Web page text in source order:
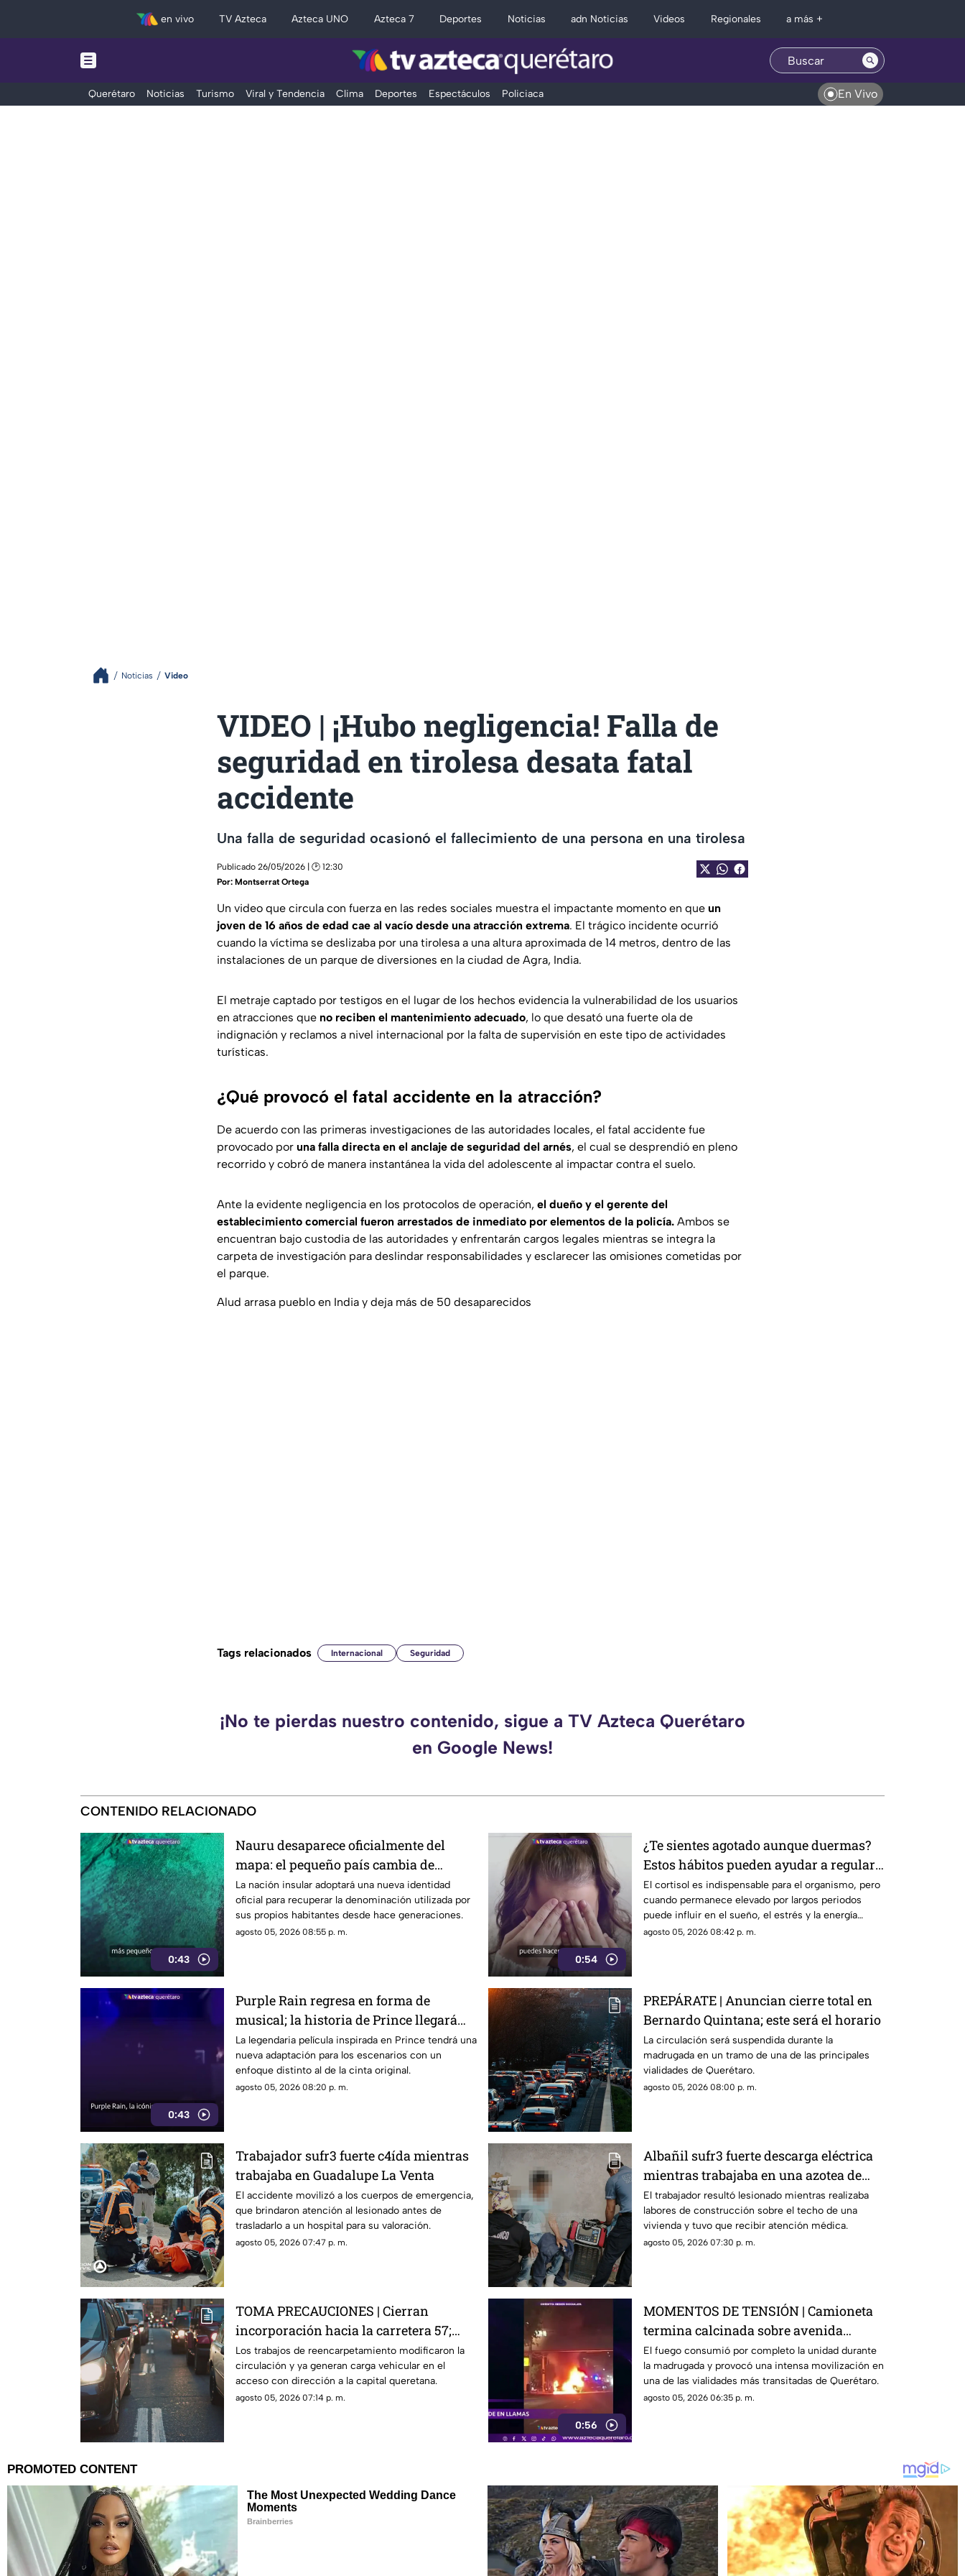
en vivo TV Azteca Azteca UNO Azteca 7 Deportes Noticias adn Noticias Videos Regionales a más +
Querétaro Noticias Turismo Viral y Tendencia Clima Deportes Espectáculos Policiaca En Vivo
Noticias Video
VIDEO | ¡Hubo negligencia! Falla de
seguridad en tirolesa desata fatal
accidente
Una falla de seguridad ocasionó el fallecimiento de una persona en una tirolesa
Publicado 26/05/2026 | 🕑 12:30
Por: Montserrat Ortega
Un video que circula con fuerza en las redes sociales muestra el impactante momento en que un
joven de 16 años de edad cae al vacío desde una atracción extrema. El trágico incidente ocurrió
cuando la víctima se deslizaba por una tirolesa a una altura aproximada de 14 metros, dentro de las
instalaciones de un parque de diversiones en la ciudad de Agra, India.
El metraje captado por testigos en el lugar de los hechos evidencia la vulnerabilidad de los usuarios
en atracciones que no reciben el mantenimiento adecuado, lo que desató una fuerte ola de
indignación y reclamos a nivel internacional por la falta de supervisión en este tipo de actividades
turísticas.
¿Qué provocó el fatal accidente en la atracción?
De acuerdo con las primeras investigaciones de las autoridades locales, el fatal accidente fue
provocado por una falla directa en el anclaje de seguridad del arnés, el cual se desprendió en pleno
recorrido y cobró de manera instantánea la vida del adolescente al impactar contra el suelo.
Ante la evidente negligencia en los protocolos de operación, el dueño y el gerente del
establecimiento comercial fueron arrestados de inmediato por elementos de la policía. Ambos se
encuentran bajo custodia de las autoridades y enfrentarán cargos legales mientras se integra la
carpeta de investigación para deslindar responsabilidades y esclarecer las omisiones cometidas por
el parque.
Alud arrasa pueblo en India y deja más de 50 desaparecidos
Tags relacionados Internacional Seguridad
¡No te pierdas nuestro contenido, sigue a TV Azteca Querétaro
en Google News!
CONTENIDO RELACIONADO
0:43
Nauru desaparece oficialmente del
mapa: el pequeño país cambia de
nombre
La nación insular adoptará una nueva identidad
oficial para recuperar la denominación utilizada por
sus propios habitantes desde hace generaciones.
agosto 05, 2026 08:55 p. m.
0:54
¿Te sientes agotado aunque duermas?
Estos hábitos pueden ayudar a regular
el cortisol
El cortisol es indispensable para el organismo, pero
cuando permanece elevado por largos periodos
puede influir en el sueño, el estrés y la energía
diaria.
agosto 05, 2026 08:42 p. m.
0:43
Purple Rain regresa en forma de
musical; la historia de Prince llegará
renovada
La legendaria película inspirada en Prince tendrá una
nueva adaptación para los escenarios con un
enfoque distinto al de la cinta original.
agosto 05, 2026 08:20 p. m.
PREPÁRATE | Anuncian cierre total en
Bernardo Quintana; este será el horario
La circulación será suspendida durante la
madrugada en un tramo de una de las principales
vialidades de Querétaro.
agosto 05, 2026 08:00 p. m.
Trabajador sufr3 fuerte c4ída mientras
trabajaba en Guadalupe La Venta
El accidente movilizó a los cuerpos de emergencia,
que brindaron atención al lesionado antes de
trasladarlo a un hospital para su valoración.
agosto 05, 2026 07:47 p. m.
Albañil sufr3 fuerte descarga eléctrica
mientras trabajaba en una azotea de
San José Buenavista
El trabajador resultó lesionado mientras realizaba
labores de construcción sobre el techo de una
vivienda y tuvo que recibir atención médica.
agosto 05, 2026 07:30 p. m.
TOMA PRECAUCIONES | Cierran
incorporación hacia la carretera 57;
esta es la zona afectada
Los trabajos de reencarpetamiento modificaron la
circulación y ya generan carga vehicular en el
acceso con dirección a la capital queretana.
agosto 05, 2026 07:14 p. m.
0:56
MOMENTOS DE TENSIÓN | Camioneta
termina calcinada sobre avenida
Constituyentes; así se vivió el momento
El fuego consumió por completo la unidad durante
la madrugada y provocó una intensa movilización en
una de las vialidades más transitadas de Querétaro.
agosto 05, 2026 06:35 p. m.